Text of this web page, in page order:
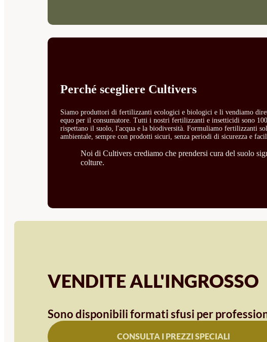
Perché scegliere Cultivers
Siamo produttori di fertilizzanti ecologici e biologici e li vendiamo
equo per il consumatore. Tutti i nostri fertilizzanti e insetticidi sono
rispettano il suolo, l'acqua e la biodiversità. Formuliamo fertilizzanti
ambientale, sempre con prodotti sicuri, senza periodi di sicurezza e
Noi di Cultivers crediamo che prendersi cura del suolo
colture.
VENDITE ALL'INGROSSO
Sono disponibili formati sfusi per
CONSULTA I PREZZI SPECIALI